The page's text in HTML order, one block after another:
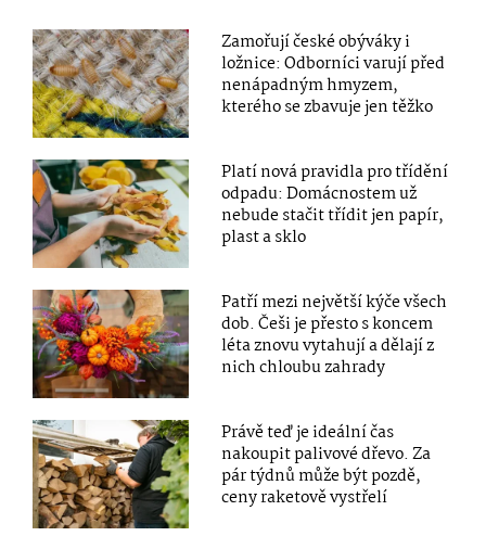
Zamořují české obýváky i
ložnice: Odborníci varují před
nenápadným hmyzem,
kterého se zbavuje jen těžko
Platí nová pravidla pro třídění
odpadu: Domácnostem už
nebude stačit třídit jen papír,
plast a sklo
Patří mezi největší kýče všech
dob. Češi je přesto s koncem
léta znovu vytahují a dělají z
nich chloubu zahrady
Právě teď je ideální čas
nakoupit palivové dřevo. Za
pár týdnů může být pozdě,
ceny raketově vystřelí